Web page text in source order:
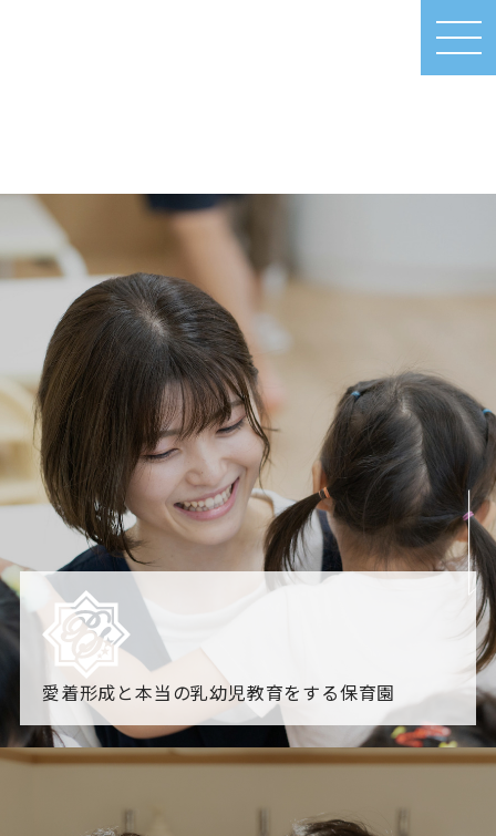
MEN
U
愛着形成と本当の乳幼児教育をする保育園
園からのお知らせ
「すくすく子育て」でリトルスター保育園が紹介されま